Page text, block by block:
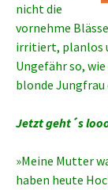
nicht die
vornehme
irritiert, planlos
Ungefähr so,
blonde
Jetzt geht´s
»Meine Mutter
haben heute